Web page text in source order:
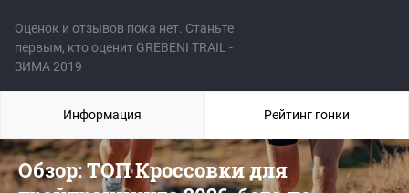
Оценок и отзывов пока нет. Станьте
первым, кто оценит GREBENI TRAIL -
ЗИМА 2019
Обзор: ТОП Кроссовки для
Информация Рейтинг гонки